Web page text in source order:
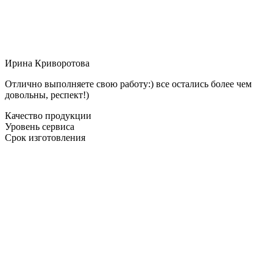
Ирина Криворотова
Отлично выполняете свою работу:) все остались более чем
довольны, респект!)
Качество продукции
Уровень сервиса
Срок изготовления